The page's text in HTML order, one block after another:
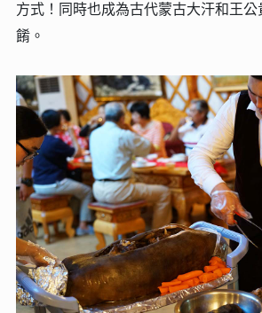
方式！同時也成為古代蒙古大汗和王
餚。